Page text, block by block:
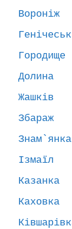
Вороніж
Генічеськ
Городище
Долина
Жашків
Збараж
Знам`янка
Ізмаїл
Казанка
Каховка